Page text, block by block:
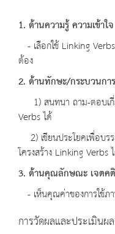
1. ด้านความรู้ ความเข้าใ
- เลือกใช้ Linking
ต้อง
2. ด้านทักษะ/กระบวนกา
1) สนทนา ถาม-ตอบเกี่
Verbs ได้
2) เขียนประโยคเพื่อบร
โครงสร้าง Linking Verbs
3. ด้านคุณลักษณะ เจตค
- เห็นคุณค่าของการใช้ภ
การวัดผลและประเมินผล